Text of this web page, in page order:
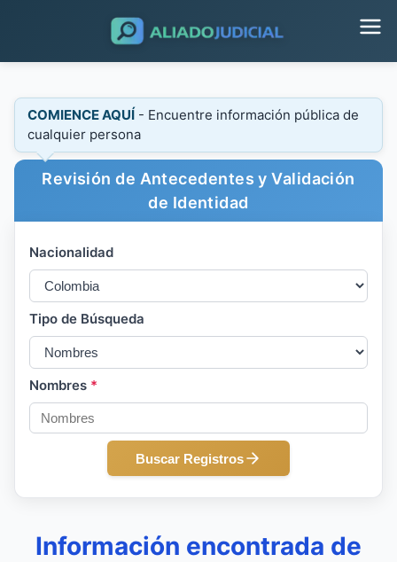
COMIENCE AQUÍ - Encuentre información pública de
cualquier persona
Revisión de Antecedentes y Validación
de Identidad
Nacionalidad
Tipo de Búsqueda
Nombres *
Buscar Registros
Información encontrada de